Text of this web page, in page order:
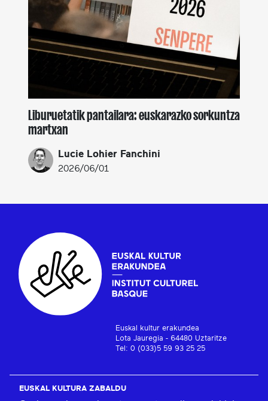
Liburuetatik pantailara: euskarazko sorkuntza
martxan
Lucie Lohier Fanchini
2026/06/01
Euskal kultur erakundea
Lota Jauregia - 64480 Uztaritze
Tel: 0 (033)5 59 93 25 25
EUSKAL KULTURA ZABALDU